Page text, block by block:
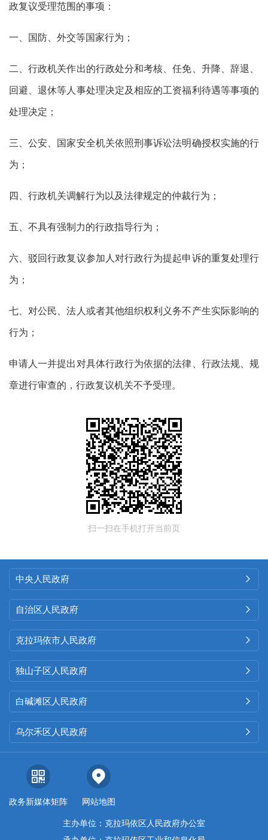
政复议受理范围的事项：
一、国防、外交等国家行为；
二、行政机关作出的行政处分和考核、任免、升降、辞退、
回避、退休等人事处理决定及相应的工资福利待遇等事项的
处理决定；
三、公安、国家安全机关依照刑事诉讼法明确授权实施的行
为；
四、行政机关调解行为以及法律规定的仲裁行为；
五、不具有强制力的行政指导行为；
六、驳回行政复议参加人对行政行为提起申诉的重复处理行
为；
七、对公民、法人或者其他组织权利义务不产生实际影响的
行为；
申请人一并提出对具体行政行为依据的法律、行政法规、规
章进行审查的，行政复议机关不予受理。
扫一扫在手机打开当前页
中央人民政府 
自治区人民政府 
克拉玛依市人民政府 
独山子区人民政府 
白碱滩区人民政府 
乌尔禾区人民政府 
政务新媒体矩阵 网站地图
主办单位：克拉玛依区人民政府办公室